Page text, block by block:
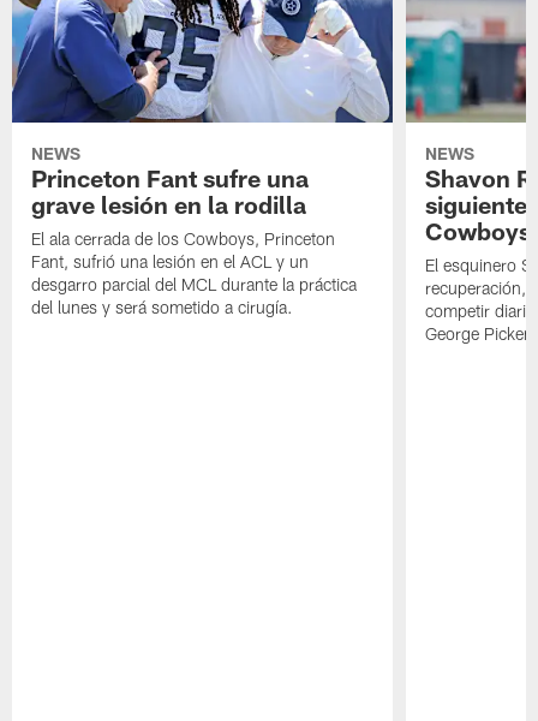
NEWS
Princeton Fant sufre una
grave lesión en la rodilla
El ala cerrada de los Cowboys, Princeton
Fant, sufrió una lesión en el ACL y un
desgarro parcial del MCL durante la práctica
del lunes y será sometido a cirugía.
NEWS
Shavon
siguiente
Cowboys
El esquinero
recuperación,
competir
George